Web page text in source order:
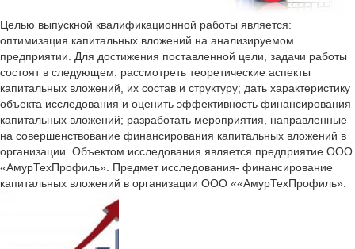
Целью выпускной квалификационной работы является:
оптимизация капитальных вложений на анализируемом
предприятии. Для достижения поставленной цели, задачи работы
состоят в следующем: рассмотреть теоретические аспекты
капитальных вложений, их состав и структуру; дать характеристику
объекта исследования и оценить эффективность финансирования
капитальных вложений; разработать мероприятия, направленные
на совершенствование финансирования капитальных вложений в
организации. Объектом исследования является предприятие ООО
«АмурТехПрофиль». Предмет исследования- финансирование
капитальных вложений в организации ООО ««АмурТехПрофиль».